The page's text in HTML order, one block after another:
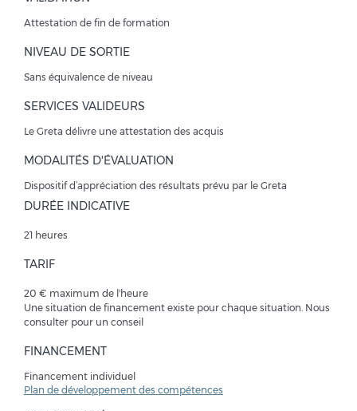
Attestation de fin de formation
NIVEAU DE SORTIE
Sans équivalence de niveau
SERVICES VALIDEURS
Le Greta délivre une attestation des acquis
MODALITÉS D'ÉVALUATION
Dispositif d’appréciation des résultats prévu par le Greta
DURÉE INDICATIVE
21 heures
TARIF
20 € maximum de l'heure
Une situation de financement existe pour chaque situation. Nous
consulter pour un conseil
FINANCEMENT
Financement individuel
Plan de développement des compétences